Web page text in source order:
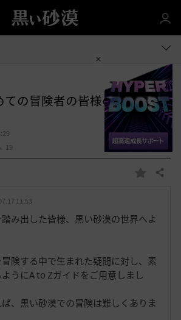
ての冒険者の皆様のために準
19
お
入
共有する
11:53
み出した皆様、黒い砂漠の世界へよ
険する中で生まれた疑問に対し、素
うにA to Zガイドをご用意しまし
、黒い砂漠での冒険は難しくありま